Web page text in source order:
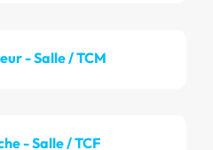
- Salle / TCM
- Salle / TCF